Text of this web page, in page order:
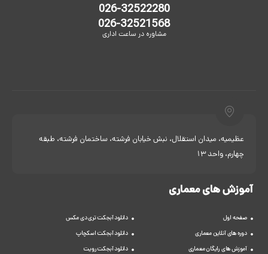
026-32522280
026-32521568
مشاوره در ساعت اداری
عظیمیه، میدان استقلال، نبش خیابان فرشته، ساختمان فرشته، طبقه
چهارم، واحد 13
آموزش های معماری
صفحه اول
دوره های آنلاین معماری
آموزش های رایگان معماری
دانلود آبجکت تری دی مکس
دانلود آبجکت اسکچاپ
دانلود آبجکت رویت